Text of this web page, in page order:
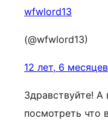
wfwlord13
(@wfwlord13)
12 лет, 6
Здравствуйте!
посмотреть что